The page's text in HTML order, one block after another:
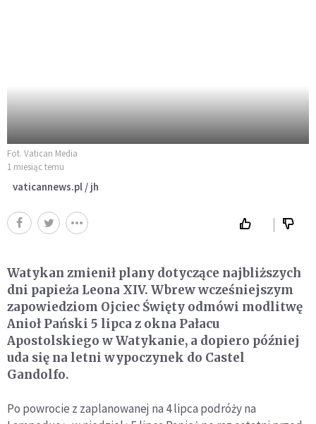
Fot. Vatican Media
1 miesiąc temu
vaticannews.pl / jh
Watykan zmienił plany dotyczące najbliższych
dni papieża Leona XIV. Wbrew wcześniejszym
zapowiedziom Ojciec Święty odmówi modlitwę
Anioł Pański 5 lipca z okna Pałacu
Apostolskiego w Watykanie, a dopiero później
uda się na letni wypoczynek do Castel
Gandolfo.
Po powrocie z zaplanowanej na 4 lipca podróży na